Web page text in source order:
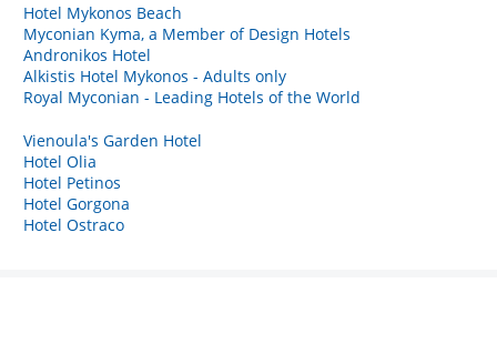
Hotel Mykonos Beach
Myconian Kyma, a Member of Design Hotels
Andronikos Hotel
Alkistis Hotel Mykonos - Adults only
Royal Myconian - Leading Hotels of the World
Vienoula's Garden Hotel
Hotel Olia
Hotel Petinos
Hotel Gorgona
Hotel Ostraco